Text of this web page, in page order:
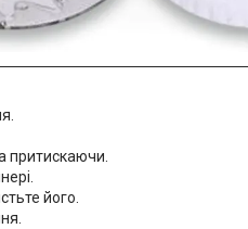
притискаючи.
його.